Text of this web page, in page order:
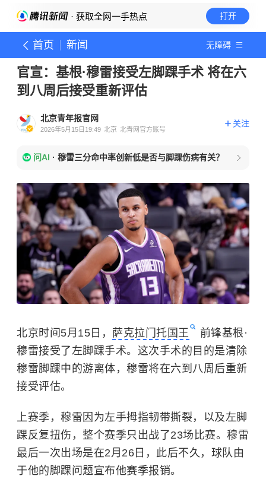
· 获取全网一手热点 打开
首页 新闻 无障碍
官宣：基根·穆雷接受左脚踝手术 将在六
到八周后接受重新评估
北京青年报官网
2026年5月15日19:49 北京 北青网官方账号
关注
问AI · 穆雷三分命中率创新低是否与脚踝伤病有关？
北京时间5月15日， 萨克拉门托国王
前锋基根·
穆雷接受了左脚踝手术。这次手术的目的是清除
穆雷脚踝中的游离体，穆雷将在六到八周后重新
接受评估。
上赛季，穆雷因为左手拇指韧带撕裂，以及左脚
踝反复扭伤，整个赛季只出战了23场比赛。穆雷
最后一次出场是在2月26日，此后不久，球队由
于他的脚踝问题宣布他赛季报销。